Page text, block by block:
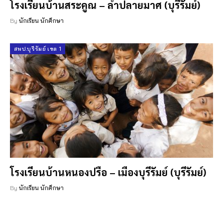
โรงเรียนบ้านสระคูณ – ลำปลายมาศ (บุรีรัมย์)
By นักเรียน นักศึกษา
สพป.บุรีรัมย์ เขต 1
โรงเรียนบ้านหนองปรือ – เมืองบุรีรัมย์ (บุรีรัมย์)
By นักเรียน นักศึกษา